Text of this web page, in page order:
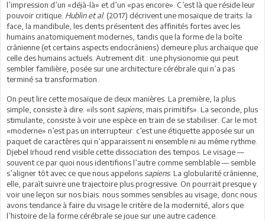
l’impression d’un «déjà-là» et d’un «pas encore». C’est là que réside leur
pouvoir critique. Hublin et al. (2017) décrivent une mosaïque de traits: la
face, la mandibule, les dents présentent des affinités fortes avec les
humains anatomiquement modernes, tandis que la forme de la boîte
crânienne (et certains aspects endocrâniens) demeure plus archaïque que
celle des humains actuels. Autrement dit : une physionomie qui peut
sembler familière, posée sur une architecture cérébrale qui n’a pas
terminé sa transformation.
On peut lire cette mosaïque de deux manières. La première, la plus
simple, consiste à dire: «ils sontsapiens, mais primitifs». La seconde, plus
stimulante, consiste à voir une espèce en train de se stabiliser. Car le mot
«moderne» n’est pas un interrupteur: c’est une étiquette apposée sur un
paquet de caractères qui n’apparaissent ni ensemble ni au même rythme.
Djebel Irhoud rend visible cette dissociation des tempos. Le visage —
souvent ce par quoi nous identifions l’autre comme semblable — semble
s’aligner tôt avec ce que nous appelons sapiens. La globularité crânienne,
elle, paraît suivre une trajectoire plus progressive. On pourrait presque y
voir une leçon sur nos biais: nous sommes sensibles au visage, donc nous
avons tendance à faire du visage le critère de la modernité, alors que
l’histoire de la forme cérébrale se joue sur une autre cadence.